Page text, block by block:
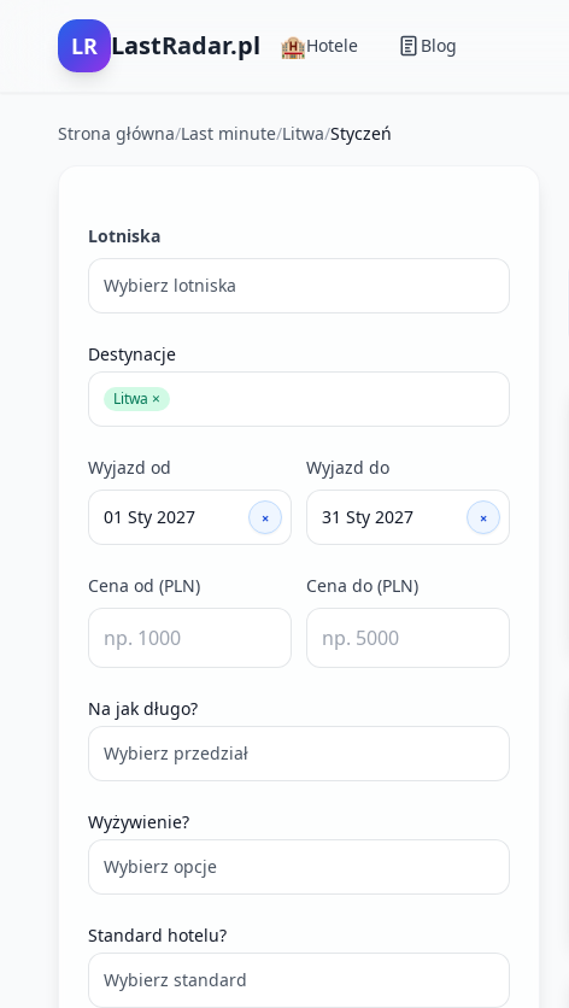
LR LastRadar.pl 🏨Hotele Blog
Strona główna/Last minute/Litwa/Styczeń
Lotniska
Wybierz lotniska
Destynacje
Litwa ×
Wyjazd od
×
Wyjazd do
×
Cena od (PLN) Cena do (PLN)
Na jak długo?
Wybierz przedział
Wyżywienie?
Wybierz opcje
Standard hotelu?
Wybierz standard